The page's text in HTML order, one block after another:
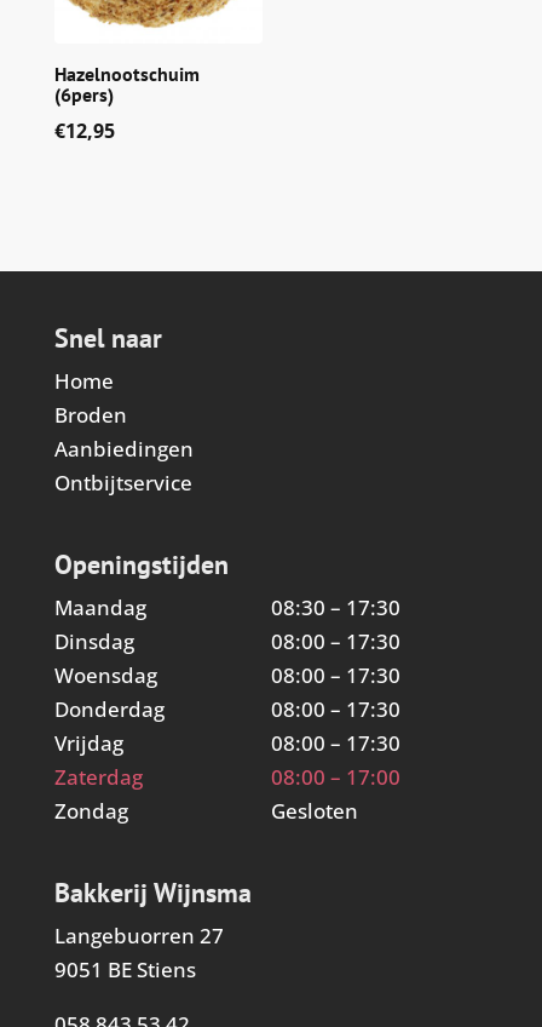
Hazelnootschuim
(6pers)
€12,95
Snel naar
Home
Broden
Aanbiedingen
Ontbijtservice
Openingstijden
Maandag
08:30 – 17:30
Dinsdag
08:00 – 17:30
Woensdag
08:00 – 17:30
Donderdag
08:00 – 17:30
Vrijdag
08:00 – 17:30
Zaterdag
08:00 – 17:00
Zondag
Gesloten
Bakkerij Wijnsma
Langebuorren 27
9051 BE Stiens